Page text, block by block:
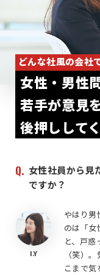
どんな社風の会社
女性・男性
若手が意見
後押しして
女性社員から見
ですか？
I.Y
やはり男
のは「女
と、戸
（笑）
こまで